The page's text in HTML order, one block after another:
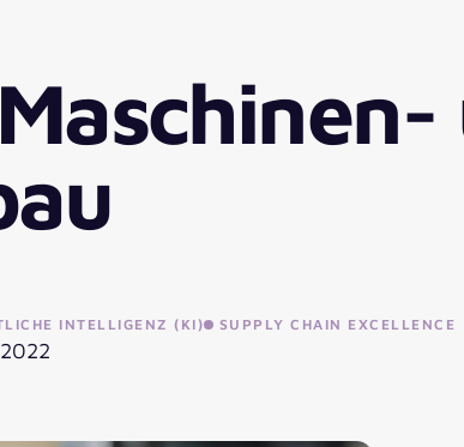
INTELLIGENZ (KI) SUPPLY CHAIN EXCELLENCE